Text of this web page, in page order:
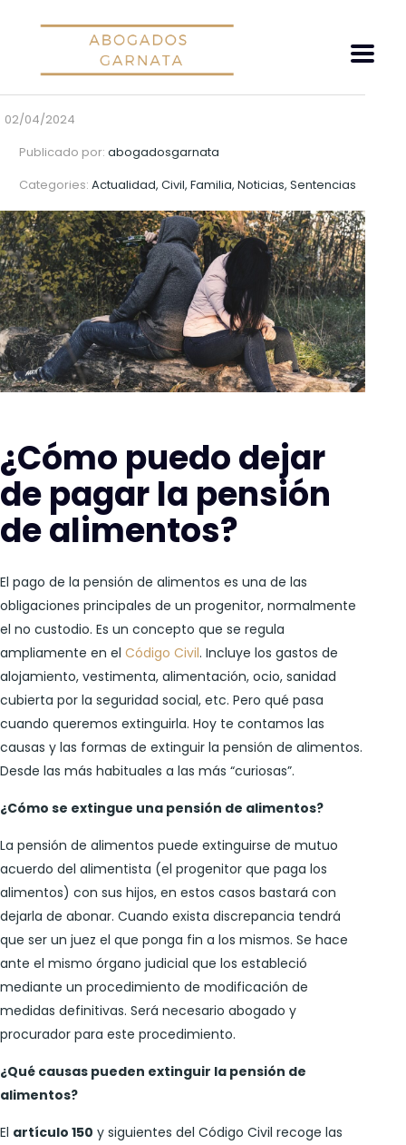
02/04/2024
Publicado por: abogadosgarnata
Categories: Actualidad, Civil, Familia, Noticias, Sentencias
¿Cómo puedo dejar
de pagar la pensión
de alimentos?
El pago de la pensión de alimentos es una de las
obligaciones principales de un progenitor, normalmente
el no custodio. Es un concepto que se regula
ampliamente en el Código Civil. Incluye los gastos de
alojamiento, vestimenta, alimentación, ocio, sanidad
cubierta por la seguridad social, etc. Pero qué pasa
cuando queremos extinguirla. Hoy te contamos las
causas y las formas de extinguir la pensión de alimentos.
Desde las más habituales a las más “curiosas”.
¿Cómo se extingue una pensión de alimentos?
La pensión de alimentos puede extinguirse de mutuo
acuerdo del alimentista (el progenitor que paga los
alimentos) con sus hijos, en estos casos bastará con
dejarla de abonar. Cuando exista discrepancia tendrá
que ser un juez el que ponga fin a los mismos. Se hace
ante el mismo órgano judicial que los estableció
mediante un procedimiento de modificación de
medidas definitivas. Será necesario abogado y
procurador para este procedimiento.
¿Qué causas pueden extinguir la pensión de
alimentos?
El artículo 150 y siguientes del Código Civil recoge las